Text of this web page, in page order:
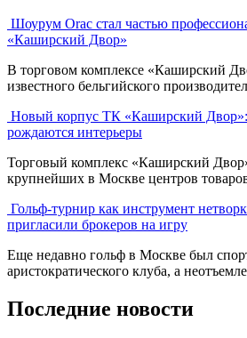
Шоурум Orac стал частью
«Каширский Двор»
В торговом комплексе «Каширский
известного бельгийского
Новый корпус ТК «Каширский Двор»:
рождаются интерьеры
Торговый комплекс «Каширский
крупнейших в Москве центров
Гольф-турнир как инструмент
пригласили брокеров на игру
Еще недавно гольф в Москве был
аристократического клуба, а
Последние новости